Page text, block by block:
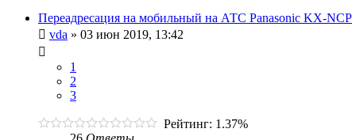
Переадресация на мобильный на АТС Panasonic KX-NCP
vda » 03 июн 2019, 13:42
1
2
3
Рейтинг: 1.37%